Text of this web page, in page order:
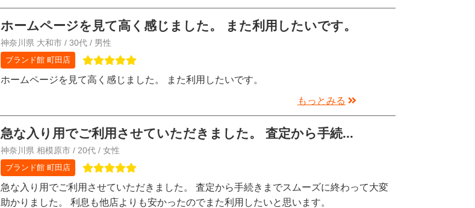
ホームページを見て高く感じました。 また利用したいです。
神奈川県 大和市 / 30代 / 男性
ブランド館 町田店
ホームページを見て高く感じました。 また利用したいです。
もっとみる
急な入り用でご利用させていただきました。 査定から手続...
神奈川県 相模原市 / 20代 / 女性
ブランド館 町田店
急な入り用でご利用させていただきました。 査定から手続きまでスムーズに終わって大変
助かりました。 利息も他店よりも安かったのでまた利用したいと思います。